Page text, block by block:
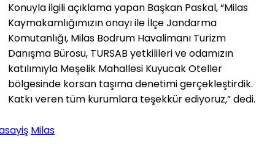
Konuyla ilgili açıklama yapan Başkan Paskal, “Milas
Kaymakamlığımızın onayı ile İlçe Jandarma
Komutanlığı, Milas Bodrum Havalimanı Turizm
Danışma Bürosu, TURSAB yetkilileri ve odamızın
katılımıyla Meşelik Mahallesi Kuyucak Oteller
bölgesinde korsan taşıma denetimi gerçekleştirdik.
Katkı veren tüm kurumlara teşekkür ediyoruz,” dedi.
Milas